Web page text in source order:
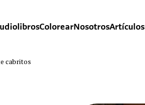
ColorearNosotrosArtículos
cabritos